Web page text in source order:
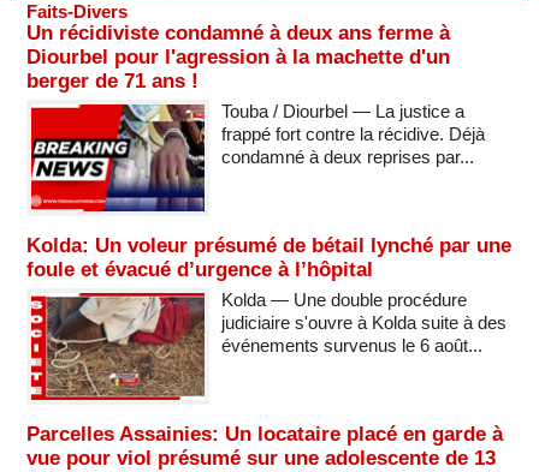
Faits-Divers
Un récidiviste condamné à deux ans ferme à
Diourbel pour l'agression à la machette d'un
berger de 71 ans !
Touba / Diourbel — La justice a
frappé fort contre la récidive. Déjà
condamné à deux reprises par...
Kolda: Un voleur présumé de bétail lynché par une
foule et évacué d’urgence à l’hôpital
Kolda — Une double procédure
judiciaire s'ouvre à Kolda suite à des
événements survenus le 6 août...
Parcelles Assainies: Un locataire placé en garde à
vue pour viol présumé sur une adolescente de 13